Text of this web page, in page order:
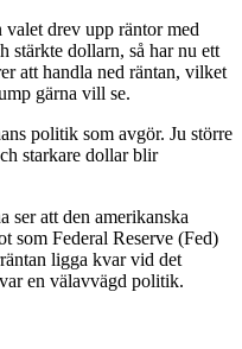
drev upp räntor med
stärkte dollarn, så har nu ett
att handla ned räntan, vilket
gärna vill se.
politik som avgör. Ju större
starkare dollar blir
ser att den amerikanska
som Federal Reserve (Fed)
ligga kvar vid det
en välavvägd politik.